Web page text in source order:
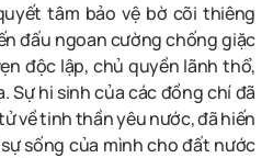
tâm bảo vệ bờ cõi thiêng
đấu ngoan cường chống giặc
độc lập, chủ quyền lãnh thổ,
Sự hi sinh của các đồng chí đã
về tinh thần yêu nước, đã hiến
sống của mình cho đất nước